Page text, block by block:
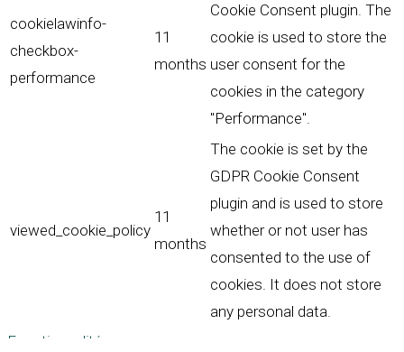
cookielawinfo-
checkbox-
performance
11
months
Cookie Consent plugin. The
cookie is used to store the
user consent for the
cookies in the category
"Performance".
viewed_cookie_policy
11
months
The cookie is set by the
GDPR Cookie Consent
plugin and is used to store
whether or not user has
consented to the use of
cookies. It does not store
any personal data.
Fonctionnalités